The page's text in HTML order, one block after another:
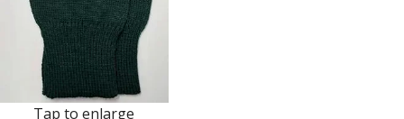
Tap to enlarge